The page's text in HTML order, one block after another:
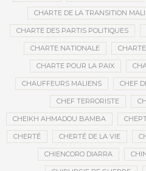
CHARTE DE LA TRANSITION MALI
CHARTE DES PARTIS POLITIQUES
CHARTE NATIONALE
CHARTE POUR LA PAIX
CHAUFFEURS MALIENS CHEF
CHEF TERRORISTE
CHEIKH AHMADOU BAMBA
CHERTÉ CHERTÉ DE LA VIE
CHIENCORO DIARRA